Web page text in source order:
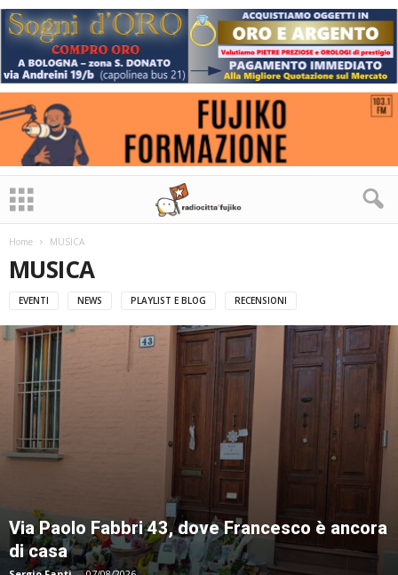
Home MUSICA
MUSICA
EVENTI NEWS PLAYLIST E BLOG RECENSIONI
Via Paolo Fabbri 43, dove Francesco è ancora
di casa